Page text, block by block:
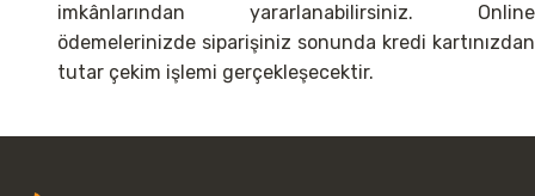
imkânlarından yararlanabilirsiniz. Online
ödemelerinizde siparişiniz sonunda kredi kartınızdan
tutar çekim işlemi gerçekleşecektir.